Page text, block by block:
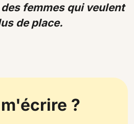
femmes qui veulent
de place.
?